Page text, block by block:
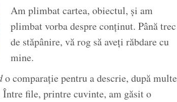
Am plimbat cartea, obiectul, și am
plimbat vorba despre conținut. Până trec
de stăpânire, vă rog să aveți răbdare cu
mine.
o comparație pentru a descrie, după multe
Între file, printre cuvinte, am găsit o